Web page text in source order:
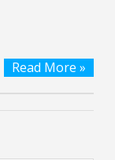
Read More »